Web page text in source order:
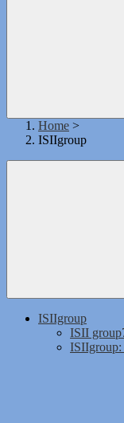
Home >
ISIIgroup
ISIIgroup
ISII